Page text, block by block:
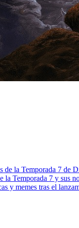
de la Temporada 7 de
Temporada 7 y sus
y memes tras el